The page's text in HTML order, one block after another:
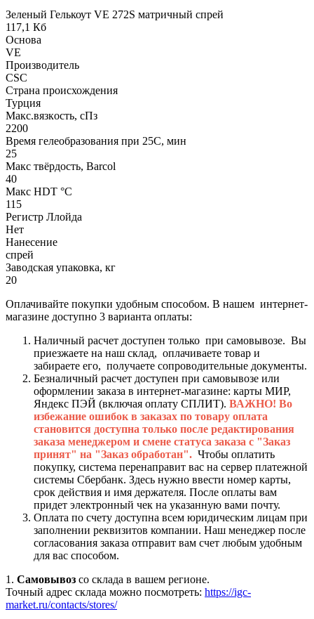
Зеленый Гелькоут VE 272S матричный спрей
117,1 Кб
Основа
VE
Производитель
CSC
Страна происхождения
Турция
Макс.вязкoсть, сПз
2200
Время гелеобразования при 25С, мин
25
Макс твёрдость, Barcol
40
Макс HDT °С
115
Регистр Ллойда
Нет
Нанесение
спрей
Заводская упаковка, кг
20
Оплачивайте покупки удобным способом. В нашем интернет-
магазине доступно 3 варианта оплаты:
Наличный расчет доступен только при самовывозе. Вы
приезжаете на наш склад, оплачиваете товар и
забираете его, получаете сопроводительные документы.
Безналичный расчет доступен при самовывозе или
оформлении заказа в интернет-магазине: карты МИР,
Яндекс ПЭЙ (включая оплату СПЛИТ). ВАЖНО! Во
избежание ошибок в заказах по товару оплата
становится доступна только после редактирования
заказа менеджером и смене статуса заказа с "Заказ
принят" на "Заказ обработан". Чтобы оплатить
покупку, система перенаправит вас на сервер платежной
системы Сбербанк. Здесь нужно ввести номер карты,
срок действия и имя держателя. После оплаты вам
придет электронный чек на указанную вами почту.
Оплата по счету доступна всем юридическим лицам при
заполнении реквизитов компании. Наш менеджер после
согласования заказа отправит вам счет любым удобным
для вас способом.
1. Самовывоз со склада в вашем регионе.
Точный адрес склада можно посмотреть: https://igc-
market.ru/contacts/stores/